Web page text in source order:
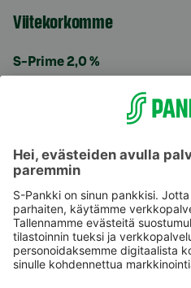
Viitekorkomme
S-Prime 2,0 %
Käyttöehdot